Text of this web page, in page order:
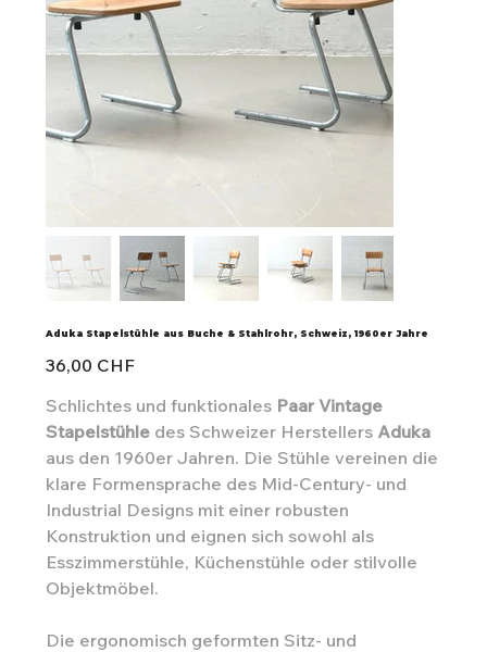
Aduka Stapelstühle aus Buche & Stahlrohr, Schweiz, 1960er Jahre
Preis
36,00 CHF
Schlichtes und funktionales Paar Vintage
Stapelstühledes Schweizer Herstellers Aduka
aus den 1960er Jahren. Die Stühle vereinen die
klare Formensprache des Mid-Century- und
Industrial Designs mit einer robusten
Konstruktion und eignen sich sowohl als
Esszimmerstühle, Küchenstühle oder stilvolle
Objektmöbel.
Die ergonomisch geformten Sitz- und